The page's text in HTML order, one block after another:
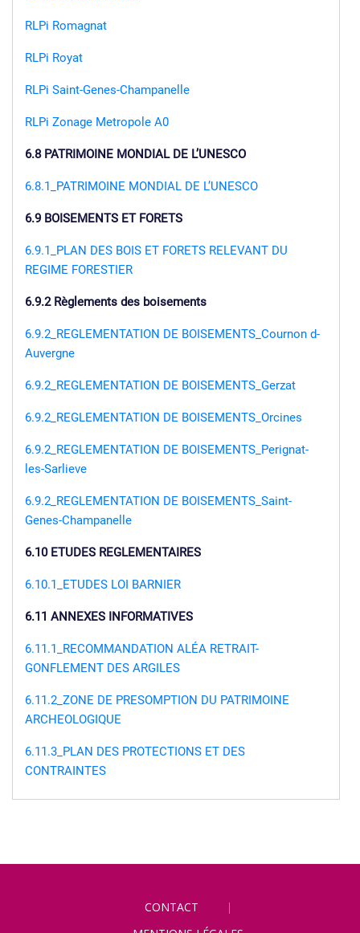
RLPi Romagnat
RLPi Royat
RLPi Saint-Genes-Champanelle
RLPi Zonage Metropole A0
6.8 PATRIMOINE MONDIAL DE L’UNESCO
6.8.1_PATRIMOINE MONDIAL DE L’UNESCO
6.9 BOISEMENTS ET FORETS
6.9.1_PLAN DES BOIS ET FORETS RELEVANT DU
REGIME FORESTIER
6.9.2 Règlements des boisements
6.9.2_REGLEMENTATION DE BOISEMENTS_Cournon d-
Auvergne
6.9.2_REGLEMENTATION DE BOISEMENTS_Gerzat
6.9.2_REGLEMENTATION DE BOISEMENTS_Orcines
6.9.2_REGLEMENTATION DE BOISEMENTS_Perignat-
les-Sarlieve
6.9.2_REGLEMENTATION DE BOISEMENTS_Saint-
Genes-Champanelle
6.10 ETUDES REGLEMENTAIRES
6.10.1_ETUDES LOI BARNIER
6.11 ANNEXES INFORMATIVES
6.11.1_RECOMMANDATION ALÉA RETRAIT-
GONFLEMENT DES ARGILES
6.11.2_ZONE DE PRESOMPTION DU PATRIMOINE
ARCHEOLOGIQUE
6.11.3_PLAN DES PROTECTIONS ET DES
CONTRAINTES
CONTACT